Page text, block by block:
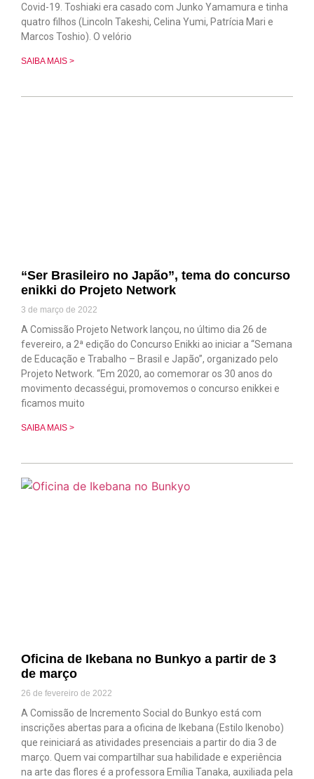
Covid-19. Toshiaki era casado com Junko Yamamura e tinha
quatro filhos (Lincoln Takeshi, Celina Yumi, Patrícia Mari e
Marcos Toshio). O velório
SAIBA MAIS >
“Ser Brasileiro no Japão”, tema do concurso
enikki do Projeto Network
3 de março de 2022
A Comissão Projeto Network lançou, no último dia 26 de
fevereiro, a 2ª edição do Concurso Enikki ao iniciar a “Semana
de Educação e Trabalho – Brasil e Japão”, organizado pelo
Projeto Network. “Em 2020, ao comemorar os 30 anos do
movimento decasségui, promovemos o concurso enikkei e
ficamos muito
SAIBA MAIS >
Oficina de Ikebana no Bunkyo a partir de 3
de março
26 de fevereiro de 2022
A Comissão de Incremento Social do Bunkyo está com
inscrições abertas para a oficina de Ikebana (Estilo Ikenobo)
que reiniciará as atividades presenciais a partir do dia 3 de
março. Quem vai compartilhar sua habilidade e experiência
na arte das flores é a professora Emília Tanaka, auxiliada pela